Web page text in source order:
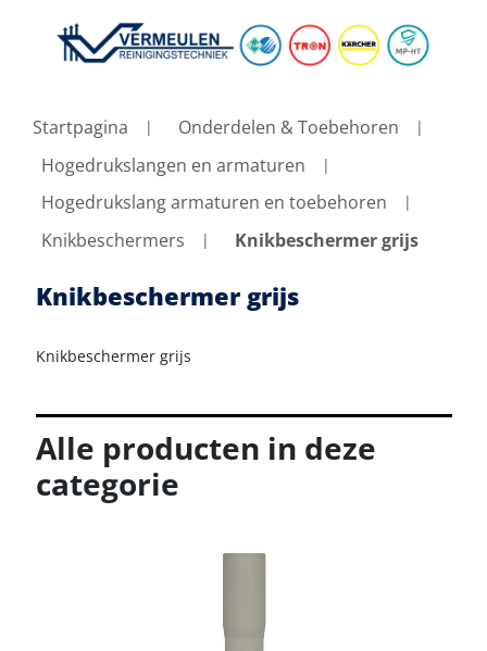
Startpagina
Onderdelen & Toebehoren
Hogedrukslangen en armaturen
Hogedrukslang armaturen en toebehoren
Knikbeschermers
Knikbeschermer grijs
Knikbeschermer grijs
Knikbeschermer grijs
Alle producten in deze
categorie